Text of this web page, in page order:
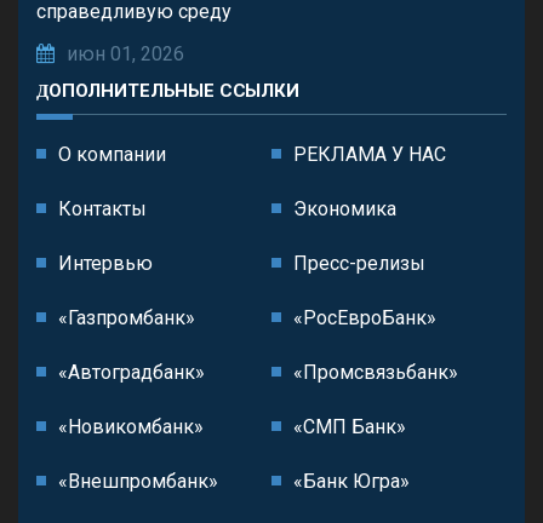
справедливую среду
июн 01, 2026
ДОПОЛНИТЕЛЬНЫЕ ССЫЛКИ
О компании РЕКЛАМА У НАС
Контакты Экономика
Интервью Пресс-релизы
«Газпромбанк» «РосЕвроБанк»
«Автоградбанк» «Промсвязьбанк»
«Новикомбанк» «СМП Банк»
«Внешпромбанк» «Банк Югра»